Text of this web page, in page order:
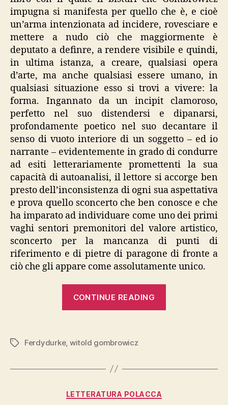
impugna si manifesta per quello che è, e cioè
un’arma intenzionata ad incidere, rovesciare e
mettere a nudo ciò che maggiormente è
deputato a definre, a rendere visibile e quindi,
in ultima istanza, a creare, qualsiasi opera
d’arte, ma anche qualsiasi essere umano, in
qualsiasi situazione esso si trovi a vivere: la
forma. Ingannato da un incipit clamoroso,
perfetto nel suo distendersi e dipanarsi,
profondamente poetico nel suo decantare il
senso di vuoto interiore di un soggetto – ed io
narrante – evidentemente in grado di condurre
ad esiti letterariamente promettenti la sua
capacità di autoanalisi, il lettore si accorge ben
presto dell’inconsistenza di ogni sua aspettativa
e prova quello sconcerto che ben conosce e che
ha imparato ad individuare come uno dei primi
vaghi sentori premonitori del valore artistico,
sconcerto per la mancanza di punti di
riferimento e di pietre di paragone di fronte a
ciò che gli appare come assolutamente unico.
CONTINUE READING
TagsFerdydurke, witold gombrowicz
Categories
LETTERATURA POLACCA